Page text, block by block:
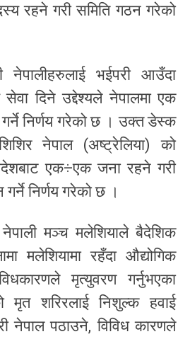
रहने गरी समिति गठन गरेको
भईपरी आउँदा
सेवा दिने उद्देश्यले नेपालमा एक
निर्णय गरेको छ । उक्त डेस्क
नेपाल (अष्ट्रेलिया) को
एक÷एक जना रहने गरी
निर्णय गरेको छ ।
मञ्च मलेशियाले बैदेशिक
मलेशियामा रहँदा औद्योगिक
मृत्युवरण गर्नुभएका
मृत शरिरलाई निशुल्क हवाई
नेपाल पठाउने, विविध कारणले